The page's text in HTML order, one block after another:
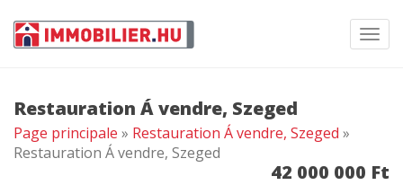
Restauration Á vendre, Szeged
Page principale » Restauration Á vendre, Szeged »
Restauration Á vendre, Szeged
42 000 000 Ft